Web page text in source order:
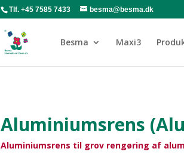
Tlf. +45 7585 7433 besma@besma.dk
Besma Maxi3
Aluminiumsrens
Aluminiumsrens til grov rengøring af